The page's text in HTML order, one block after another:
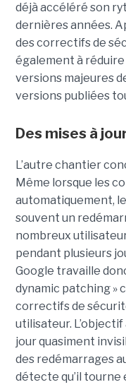
déjà accéléré son
dernières années.
des correctifs de
également à
versions majeures
versions publiées
Des mises à
L’autre chantier
Même lorsque les
automatiquement,
souvent un
nombreux
pendant plusieurs
Google travaille
dynamic patching »
correctifs de
utilisateur.
jour quasiment
des redémarrages
détecte qu’il